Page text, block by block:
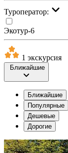
Туроператор:
Экотур-6
1 экскурсия
Ближайшие
Ближайшие
Популярные
Дешевые
Дорогие